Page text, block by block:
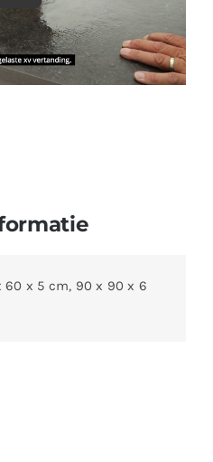
60 x 5 cm, 90 x 90 x 6